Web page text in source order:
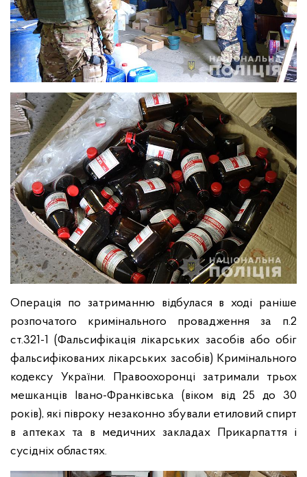
Операція по затриманню відбулася в ході раніше
розпочатого кримінального провадження за п.2
ст.321-1 (Фальсифікація лікарських засобів або обіг
фальсифікованих лікарських засобів) Кримінального
кодексу України. Правоохоронці затримали трьох
мешканців Івано-Франківська (віком від 25 до 30
років), які півроку незаконно збували етиловий спирт
в аптеках та в медичних закладах Прикарпаття і
сусідніх областях.